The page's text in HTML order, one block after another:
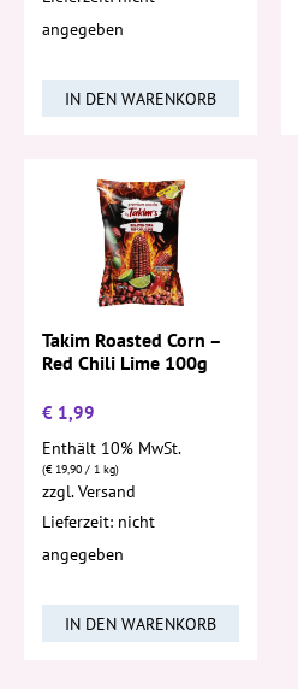
angegeben
IN DEN WARENKORB
Takim Roasted Corn –
Red Chili Lime 100g
€ 1,99
Enthält 10% MwSt.
(€19,90 / 1 kg)
zzgl.Versand
Lieferzeit: nicht
angegeben
IN DEN WARENKORB